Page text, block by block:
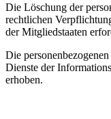
Die Löschung der
rechtlichen
der Mitgliedstaaten
Die
Dienste der
erhoben.